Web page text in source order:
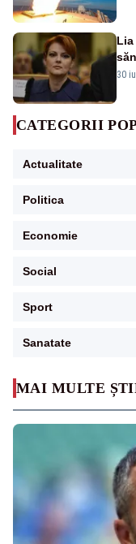
MAI MULTE
Lia
30
CATEGORII
Actualitate
Politica
Economie
Social
Sport
Sanatate